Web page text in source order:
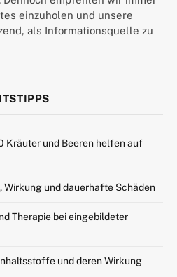
einzuholen und unsere
als Informationsquelle zu
Kräuter und Beeren helfen auf
Wirkung und dauerhafte Schäden
Therapie bei eingebildeter
und deren Wirkung